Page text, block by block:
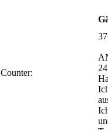
Counter: